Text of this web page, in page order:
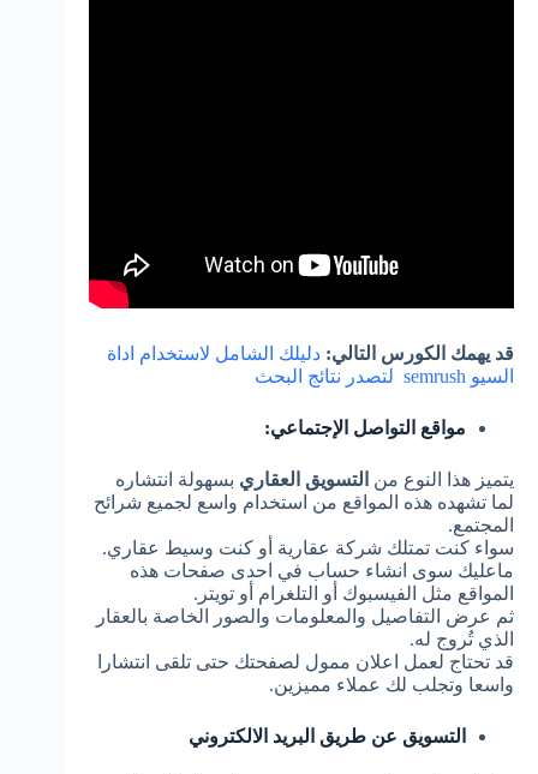
قد يهمك الكورس التالي: دليلك الشامل لاستخدام اداة
السيو semrush لتصدر نتائج البحث
مواقع التواصل الإجتماعي:
يتميز هذا النوع من التسويق العقاري بسهولة انتشاره
لما تشهده هذه المواقع من استخدام واسع لجميع شرائح
المجتمع.
سواء كنت تمتلك شركة عقارية أو كنت وسيط عقاري.
ماعليك سوى انشاء حساب في احدى صفحات هذه
المواقع مثل الفيسبوك أو التلغرام أو تويتر.
ثم عرض التفاصيل والمعلومات والصور الخاصة بالعقار
الذي تُروج له.
قد تحتاج لعمل اعلان ممول لصفحتك حتى تلقى انتشارا
واسعا وتجلب لك عملاء مميزين.
التسويق عن طريق البريد الالكتروني